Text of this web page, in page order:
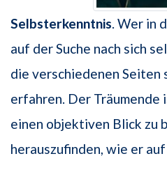
Selbsterkenntnis . Wer in
auf der Suche nach sich
die verschiedenen Seiten
erfahren. Der Träumende
einen objektiven Blick zu
herauszufinden, wie er